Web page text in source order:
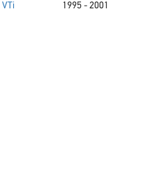
VTi 1995 - 2001